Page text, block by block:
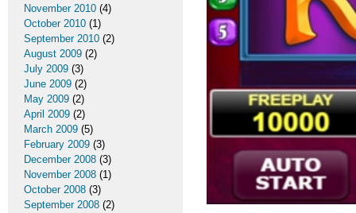
November 2010 (4)
October 2010 (1)
September 2010 (2)
August 2009 (2)
July 2009 (3)
June 2009 (2)
May 2009 (2)
April 2009 (2)
March 2009 (5)
February 2009 (3)
December 2008 (3)
November 2008 (1)
October 2008 (3)
September 2008 (2)